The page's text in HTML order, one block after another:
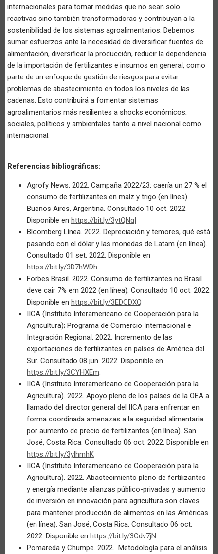
internacionales para tomar medidas que no sean solo
reactivas sino también transformadoras y contribuyan a la
sostenibilidad de los sistemas agroalimentarios. Debemos
sumar esfuerzos ante la necesidad de diversificar fuentes de
alimentación, diversificar la producción, reducir la dependencia
de la importación de fertilizantes e insumos en general, como
parte de un enfoque de gestión de riesgos para evitar
problemas de abastecimiento en todos los niveles de las
cadenas. Esto contribuirá a fomentar sistemas
agroalimentarios más resilientes a shocks económicos,
sociales, políticos y ambientales tanto a nivel nacional como
internacional.
Referencias bibliográficas:
Agrofy News. 2022. Campaña 2022/23: caería un 27 % el
consumo de fertilizantes en maíz y trigo (en línea).
Buenos Aires, Argentina. Consultado 10 oct. 2022.
Disponible en https://bit.ly/3ytQNqI
Bloomberg Línea. 2022. Depreciación y temores, qué está
pasando con el dólar y las monedas de Latam (en línea).
Consultado 01 set. 2022. Disponible en
https://bit.ly/3D7hWDh.
Forbes Brasil. 2022. Consumo de fertilizantes no Brasil
deve cair 7% em 2022 (en línea). Consultado 10 oct. 2022.
Disponible en https://bit.ly/3EDCDXQ
IICA (Instituto Interamericano de Cooperación para la
Agricultura); Programa de Comercio Internacional e
Integración Regional. 2022. Incremento de las
exportaciones de fertilizantes en países de América del
Sur. Consultado 08 jun. 2022. Disponible en
https://bit.ly/3CYHXEm.
IICA (Instituto Interamericano de Cooperación para la
Agricultura). 2022. Apoyo pleno de los países de la OEA a
llamado del director general del IICA para enfrentar en
forma coordinada amenazas a la seguridad alimentaria
por aumento de precio de fertilizantes (en línea). San
José, Costa Rica. Consultado 06 oct. 2022. Disponible en
https://bit.ly/3ylhmhK
IICA (Instituto Interamericano de Cooperación para la
Agricultura). 2022. Abastecimiento pleno de fertilizantes
y energía mediante alianzas público-privadas y aumento
de inversión en innovación para agricultura son claves
para mantener producción de alimentos en las Américas
(en línea). San José, Costa Rica. Consultado 06 oct.
2022. Disponible en https://bit.ly/3Cdv7jN
Pomareda y Chumpe. 2022. Metodología para el análisis